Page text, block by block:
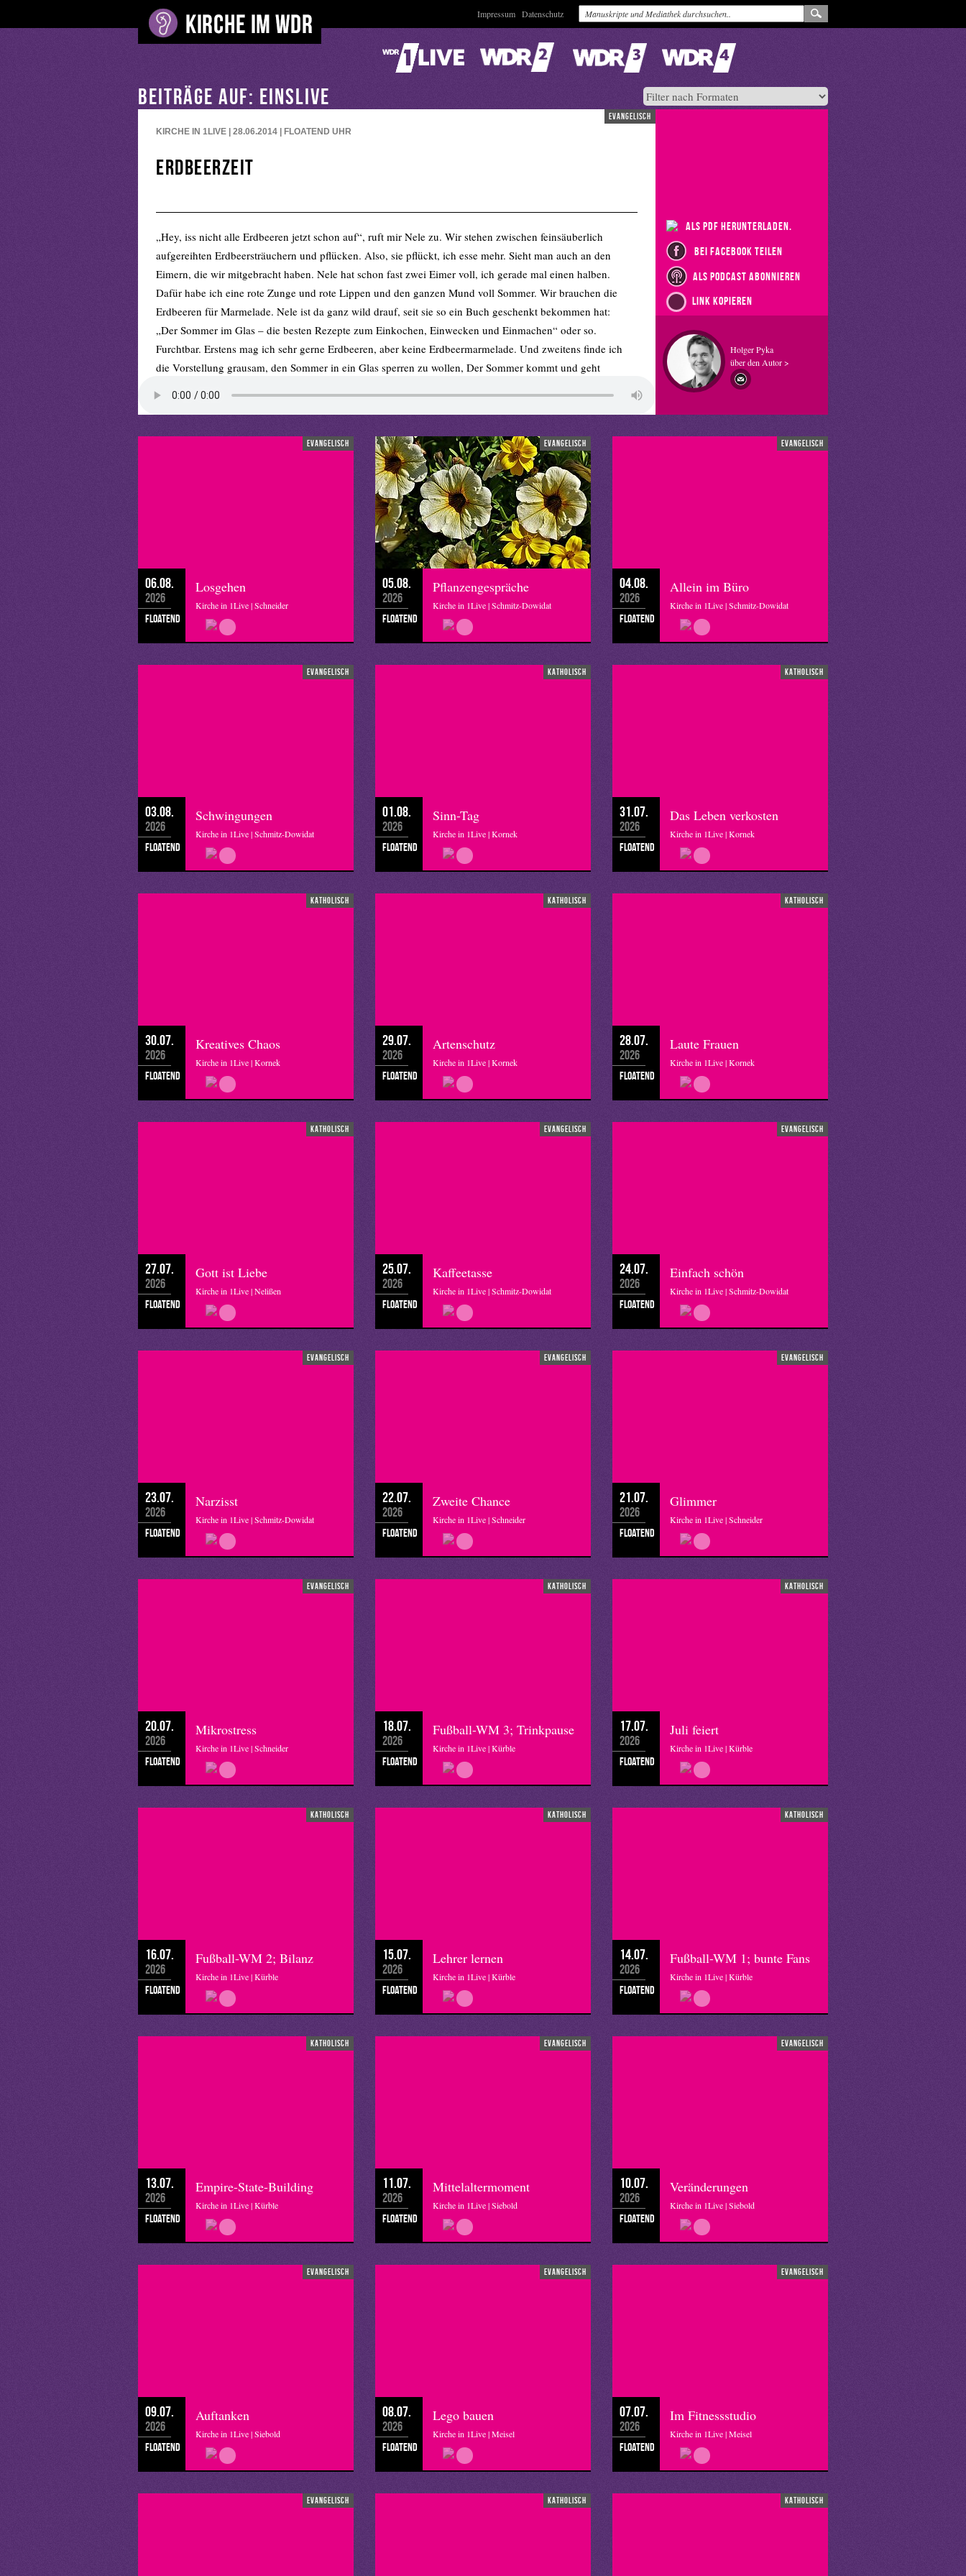
Impressum Datenschutz
BEITRÄGE AUF: EINSLIVE
evangelisch
KIRCHE IN 1LIVE | 28.06.2014 | FLOATEND UHR
Erdbeerzeit
„Hey, iss nicht alle Erdbeeren jetzt schon auf“, ruft mir Nele zu. Wir stehen zwischen feinsäuberlich
aufgereihten Erdbeersträuchern und pflücken. Also, sie pflückt, ich esse mehr. Sieht man auch an den
Eimern, die wir mitgebracht haben. Nele hat schon fast zwei Eimer voll, ich gerade mal einen halben.
Dafür habe ich eine rote Zunge und rote Lippen und den ganzen Mund voll Sommer. Wir brauchen die
Erdbeeren für Marmelade. Nele ist da ganz wild drauf, seit sie so ein Buch geschenkt bekommen hat:
„Der Sommer im Glas – die besten Rezepte zum Einkochen, Einwecken und Einmachen“ oder so.
Furchtbar. Erstens mag ich sehr gerne Erdbeeren, aber keine Erdbeermarmelade. Und zweitens finde ich
die Vorstellung grausam, den Sommer in ein Glas sperren zu wollen, Der Sommer kommt und geht
Vorrat einzudecken und auf alles vorbereitet zu sein. „Es ist genug, dass jeder Tag seine eigene Sorge
hat“, meinte er. Und meine ganz akute Sorge ist jetzt gerade, wie viele Erdbeeren ich wohl noch vor
dem Schicksal bewahren kann, in Neles Einkochtopf zu landen.
als PDF herunterladen.
bei Facebook teilen
als Podcast abonnieren
Link kopieren
Holger Pyka
über den Autor >
evangelisch
06.08.
2026
floatend
Losgehen
Kirche in 1Live | Schneider
evangelisch
05.08.
2026
floatend
Pflanzengespräche
Kirche in 1Live | Schmitz-Dowidat
evangelisch
04.08.
2026
floatend
Allein im Büro
Kirche in 1Live | Schmitz-Dowidat
evangelisch
03.08.
2026
floatend
Schwingungen
Kirche in 1Live | Schmitz-Dowidat
katholisch
01.08.
2026
floatend
Sinn-Tag
Kirche in 1Live | Kornek
katholisch
31.07.
2026
floatend
Das Leben verkosten
Kirche in 1Live | Kornek
katholisch
30.07.
2026
floatend
Kreatives Chaos
Kirche in 1Live | Kornek
katholisch
29.07.
2026
floatend
Artenschutz
Kirche in 1Live | Kornek
katholisch
28.07.
2026
floatend
Laute Frauen
Kirche in 1Live | Kornek
katholisch
27.07.
2026
floatend
Gott ist Liebe
Kirche in 1Live | Nelißen
evangelisch
25.07.
2026
floatend
Kaffeetasse
Kirche in 1Live | Schmitz-Dowidat
evangelisch
24.07.
2026
floatend
Einfach schön
Kirche in 1Live | Schmitz-Dowidat
evangelisch
23.07.
2026
floatend
Narzisst
Kirche in 1Live | Schmitz-Dowidat
evangelisch
22.07.
2026
floatend
Zweite Chance
Kirche in 1Live | Schneider
evangelisch
21.07.
2026
floatend
Glimmer
Kirche in 1Live | Schneider
evangelisch
20.07.
2026
floatend
Mikrostress
Kirche in 1Live | Schneider
katholisch
18.07.
2026
floatend
Fußball-WM 3; Trinkpause
Kirche in 1Live | Kürble
katholisch
17.07.
2026
floatend
Juli feiert
Kirche in 1Live | Kürble
katholisch
16.07.
2026
floatend
Fußball-WM 2; Bilanz
Kirche in 1Live | Kürble
katholisch
15.07.
2026
floatend
Lehrer lernen
Kirche in 1Live | Kürble
katholisch
14.07.
2026
floatend
Fußball-WM 1; bunte Fans
Kirche in 1Live | Kürble
katholisch
13.07.
2026
floatend
Empire-State-Building
Kirche in 1Live | Kürble
evangelisch
11.07.
2026
floatend
Mittelaltermoment
Kirche in 1Live | Siebold
evangelisch
10.07.
2026
floatend
Veränderungen
Kirche in 1Live | Siebold
evangelisch
09.07.
2026
floatend
Auftanken
Kirche in 1Live | Siebold
evangelisch
08.07.
2026
floatend
Lego bauen
Kirche in 1Live | Meisel
evangelisch
07.07.
2026
floatend
Im Fitnessstudio
Kirche in 1Live | Meisel
evangelisch katholisch katholisch